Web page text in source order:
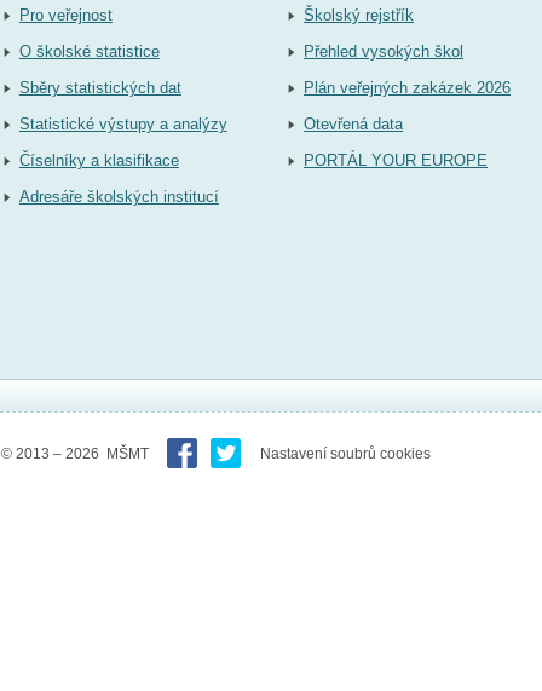
Pro veřejnost
O školské statistice
Sběry statistických dat
Statistické výstupy a analýzy
Číselníky a klasifikace
Adresáře školských institucí
Školský rejstřík
Přehled vysokých škol
Plán veřejných zakázek 2026
Otevřená data
PORTÁL YOUR EUROPE
© 2013 – 2026 MŠMT Nastavení soubrů cookies